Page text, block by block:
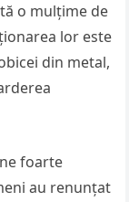
o mulțime de
lor este
din metal,
foarte
au renunțat